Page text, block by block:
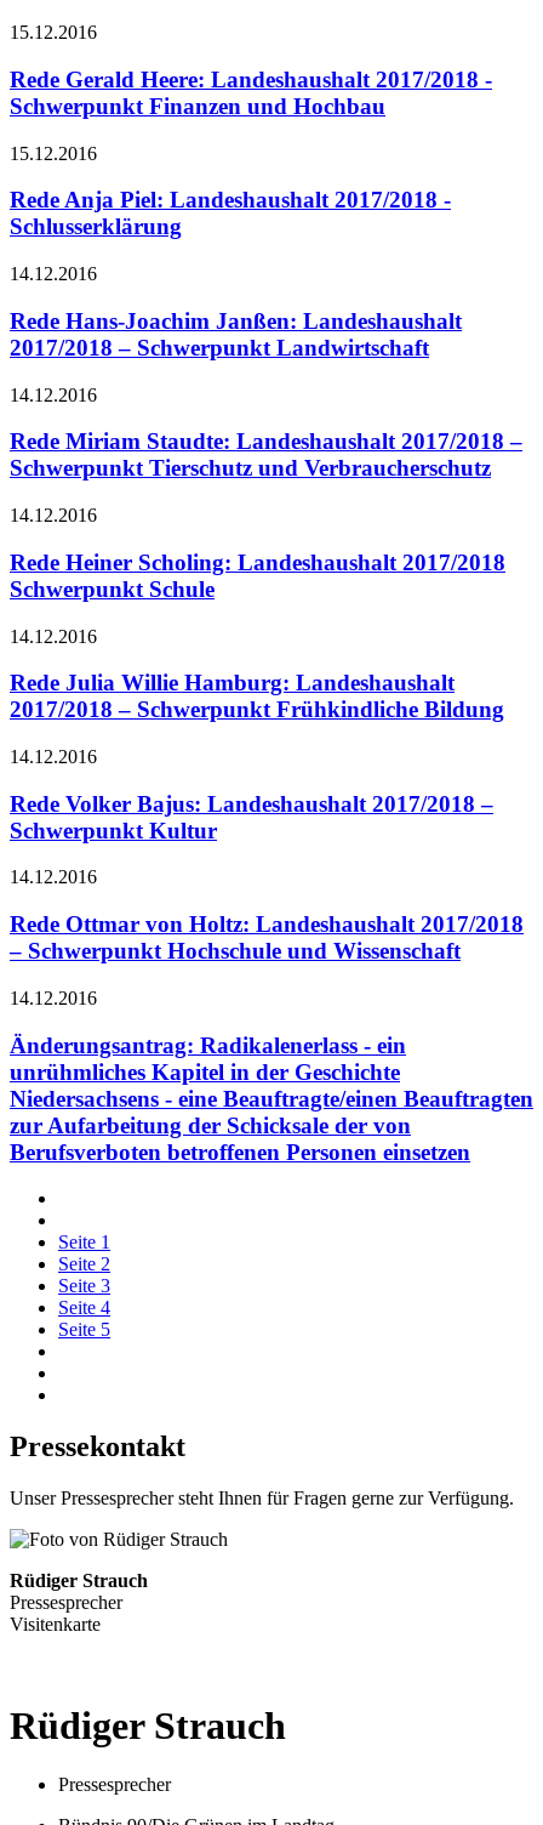
15.12.2016
Rede Gerald Heere: Landeshaushalt 2017/2018 -
Schwerpunkt Finanzen und Hochbau
15.12.2016
Rede Anja Piel: Landeshaushalt 2017/2018 -
Schlusserklärung
14.12.2016
Rede Hans-Joachim Janßen: Landeshaushalt
2017/2018 – Schwerpunkt Landwirtschaft
14.12.2016
Rede Miriam Staudte: Landeshaushalt 2017/2018 –
Schwerpunkt Tierschutz und Verbraucherschutz
14.12.2016
Rede Heiner Scholing: Landeshaushalt 2017/2018
Schwerpunkt Schule
14.12.2016
Rede Julia Willie Hamburg: Landeshaushalt
2017/2018 – Schwerpunkt Frühkindliche Bildung
14.12.2016
Rede Volker Bajus: Landeshaushalt 2017/2018 –
Schwerpunkt Kultur
14.12.2016
Rede Ottmar von Holtz: Landeshaushalt 2017/2018
– Schwerpunkt Hochschule und Wissenschaft
14.12.2016
Änderungsantrag: Radikalenerlass - ein
unrühmliches Kapitel in der Geschichte
Niedersachsens - eine Beauftragte/einen Beauftragten
zur Aufarbeitung der Schicksale der von
Berufsverboten betroffenen Personen einsetzen
Seite 1
Seite 2
Seite 3
Seite 4
Seite 5
Pressekontakt
Unser Pressesprecher steht Ihnen für Fragen gerne zur Verfügung.
Rüdiger Strauch
Pressesprecher
Visitenkarte
RüdigerStrauch
Pressesprecher